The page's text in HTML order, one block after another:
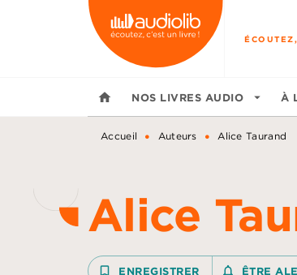
MENU RECHERCHE
home NOS LIVRES AUDIO arrow_drop_down À
Accueil • Auteurs • Alice Taurand
Alice
bookmark_border ENREGISTRER ÊTRE